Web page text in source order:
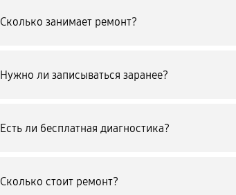
Сколько занимает ремонт?
Нужно ли записываться заранее?
Есть ли бесплатная диагностика?
Сколько стоит ремонт?